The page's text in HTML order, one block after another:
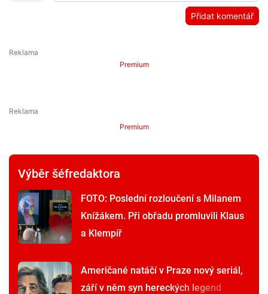
Přidat komentář
Premium
Premium
Výběr šéfredaktora
FOTO: Poslední rozloučení s Milanem
Knížákem. Při obřadu promluvili Klaus
a Klempíř
Američané natáčí v Praze nový seriál,
září v něm syn hereckých legend